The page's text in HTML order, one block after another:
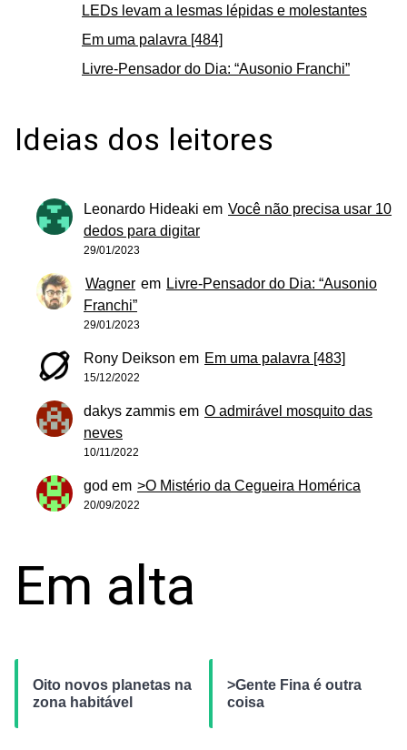
LEDs levam a lesmas lépidas e molestantes
Em uma palavra [484]
Livre-Pensador do Dia: “Ausonio Franchi”
Ideias dos leitores
Leonardo Hideaki em Você não precisa usar 10
dedos para digitar
29/01/2023
Wagner em Livre-Pensador do Dia: “Ausonio
Franchi”
29/01/2023
Rony Deikson em Em uma palavra [483]
15/12/2022
dakys zammis em O admirável mosquito das
neves
10/11/2022
god em >O Mistério da Cegueira Homérica
20/09/2022
Em alta
Oito novos planetas na
zona habitável
>Gente Fina é outra
coisa